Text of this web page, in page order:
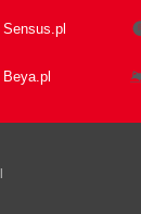
Sensus.pl
Beya.pl